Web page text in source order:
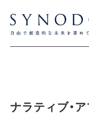
ナラティブ・